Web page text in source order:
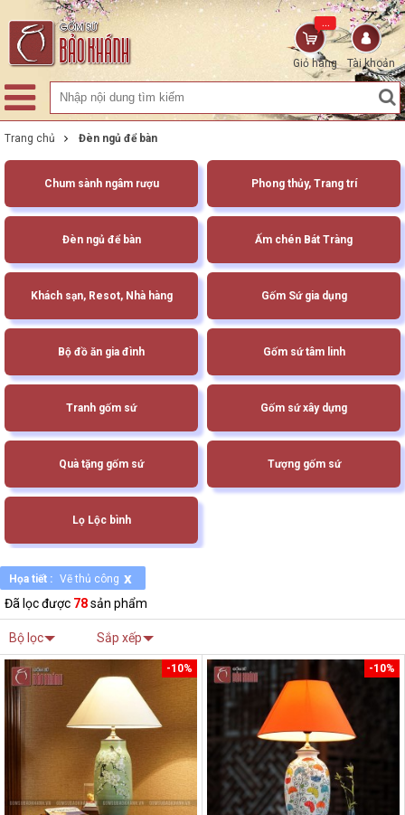
Tài khoản
Giỏ hàng
...
Trang chủ Đèn ngủ để bàn
Chum sành ngâm rượu Phong thủy, Trang trí
Đèn ngủ để bàn Ấm chén Bát Tràng
Khách sạn, Resot, Nhà hàng Gốm Sứ gia dụng
Bộ đồ ăn gia đình Gốm sứ tâm linh
Tranh gốm sứ Gốm sứ xây dựng
Quà tặng gốm sứ Tượng gốm sứ
Lọ Lộc bình
Họa tiết : Vẽ thủ công x
Đã lọc được 78sản phẩm
Bộ lọc Sắp xếp
-10% -10%